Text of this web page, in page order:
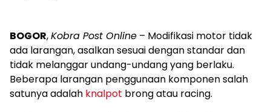
BOGOR,Kobra Post Online – Modifikasi motor tidak
ada larangan, asalkan sesuai dengan standar dan
tidak melanggar undang-undang yang berlaku.
Beberapa larangan penggunaan komponen salah
satunya adalah knalpot brong atau racing.